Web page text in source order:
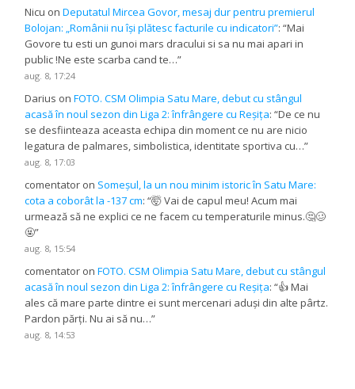
Nicu onDeputatul Mircea Govor, mesaj dur pentru premierul
Bolojan: „Românii nu își plătesc facturile cu indicatori”: “Mai
Govore tu esti un gunoi mars dracului si sa nu mai apari in
public !Ne este scarba cand te…”
aug. 8, 17:24
Darius onFOTO. CSM Olimpia Satu Mare, debut cu stângul
acasă în noul sezon din Liga 2: înfrângere cu Reșița: “De ce nu
se desfiinteaza aceasta echipa din moment ce nu are nicio
legatura de palmares, simbolistica, identitate sportiva cu…”
aug. 8, 17:03
comentator on Someșul, la un nou minim istoric în Satu Mare:
cota a coborât la -137 cm: “🤯 Vai de capul meu! Acum mai
urmează să ne explici ce ne facem cu temperaturile minus.🤔🥴
🤬”
aug. 8, 15:54
comentator onFOTO. CSM Olimpia Satu Mare, debut cu stângul
acasă în noul sezon din Liga 2: înfrângere cu Reșița: “👍 Mai
ales că mare parte dintre ei sunt mercenari aduși din alte pârtz.
Pardon părți. Nu ai să nu…”
aug. 8, 14:53